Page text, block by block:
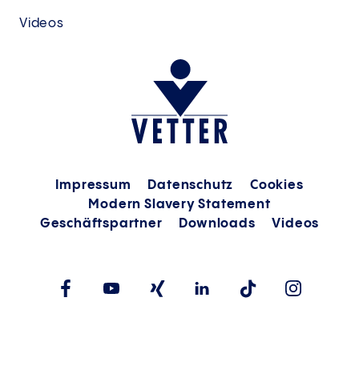
Videos
Impressum Datenschutz
Cookies
Modern Slavery Statement
Geschäftspartner
Downloads Videos